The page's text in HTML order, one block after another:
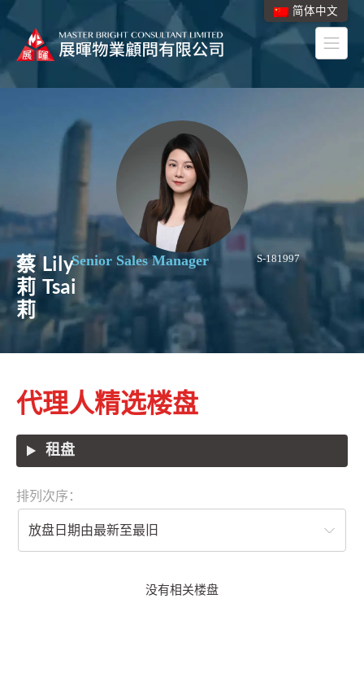
蔡
莉
莉
Lily
Tsai
Senior Sales Manager S-181997
租盘
代理人精选楼盘
排列次序：
放盘日期由最新至最旧
没有相关楼盘
简体中文